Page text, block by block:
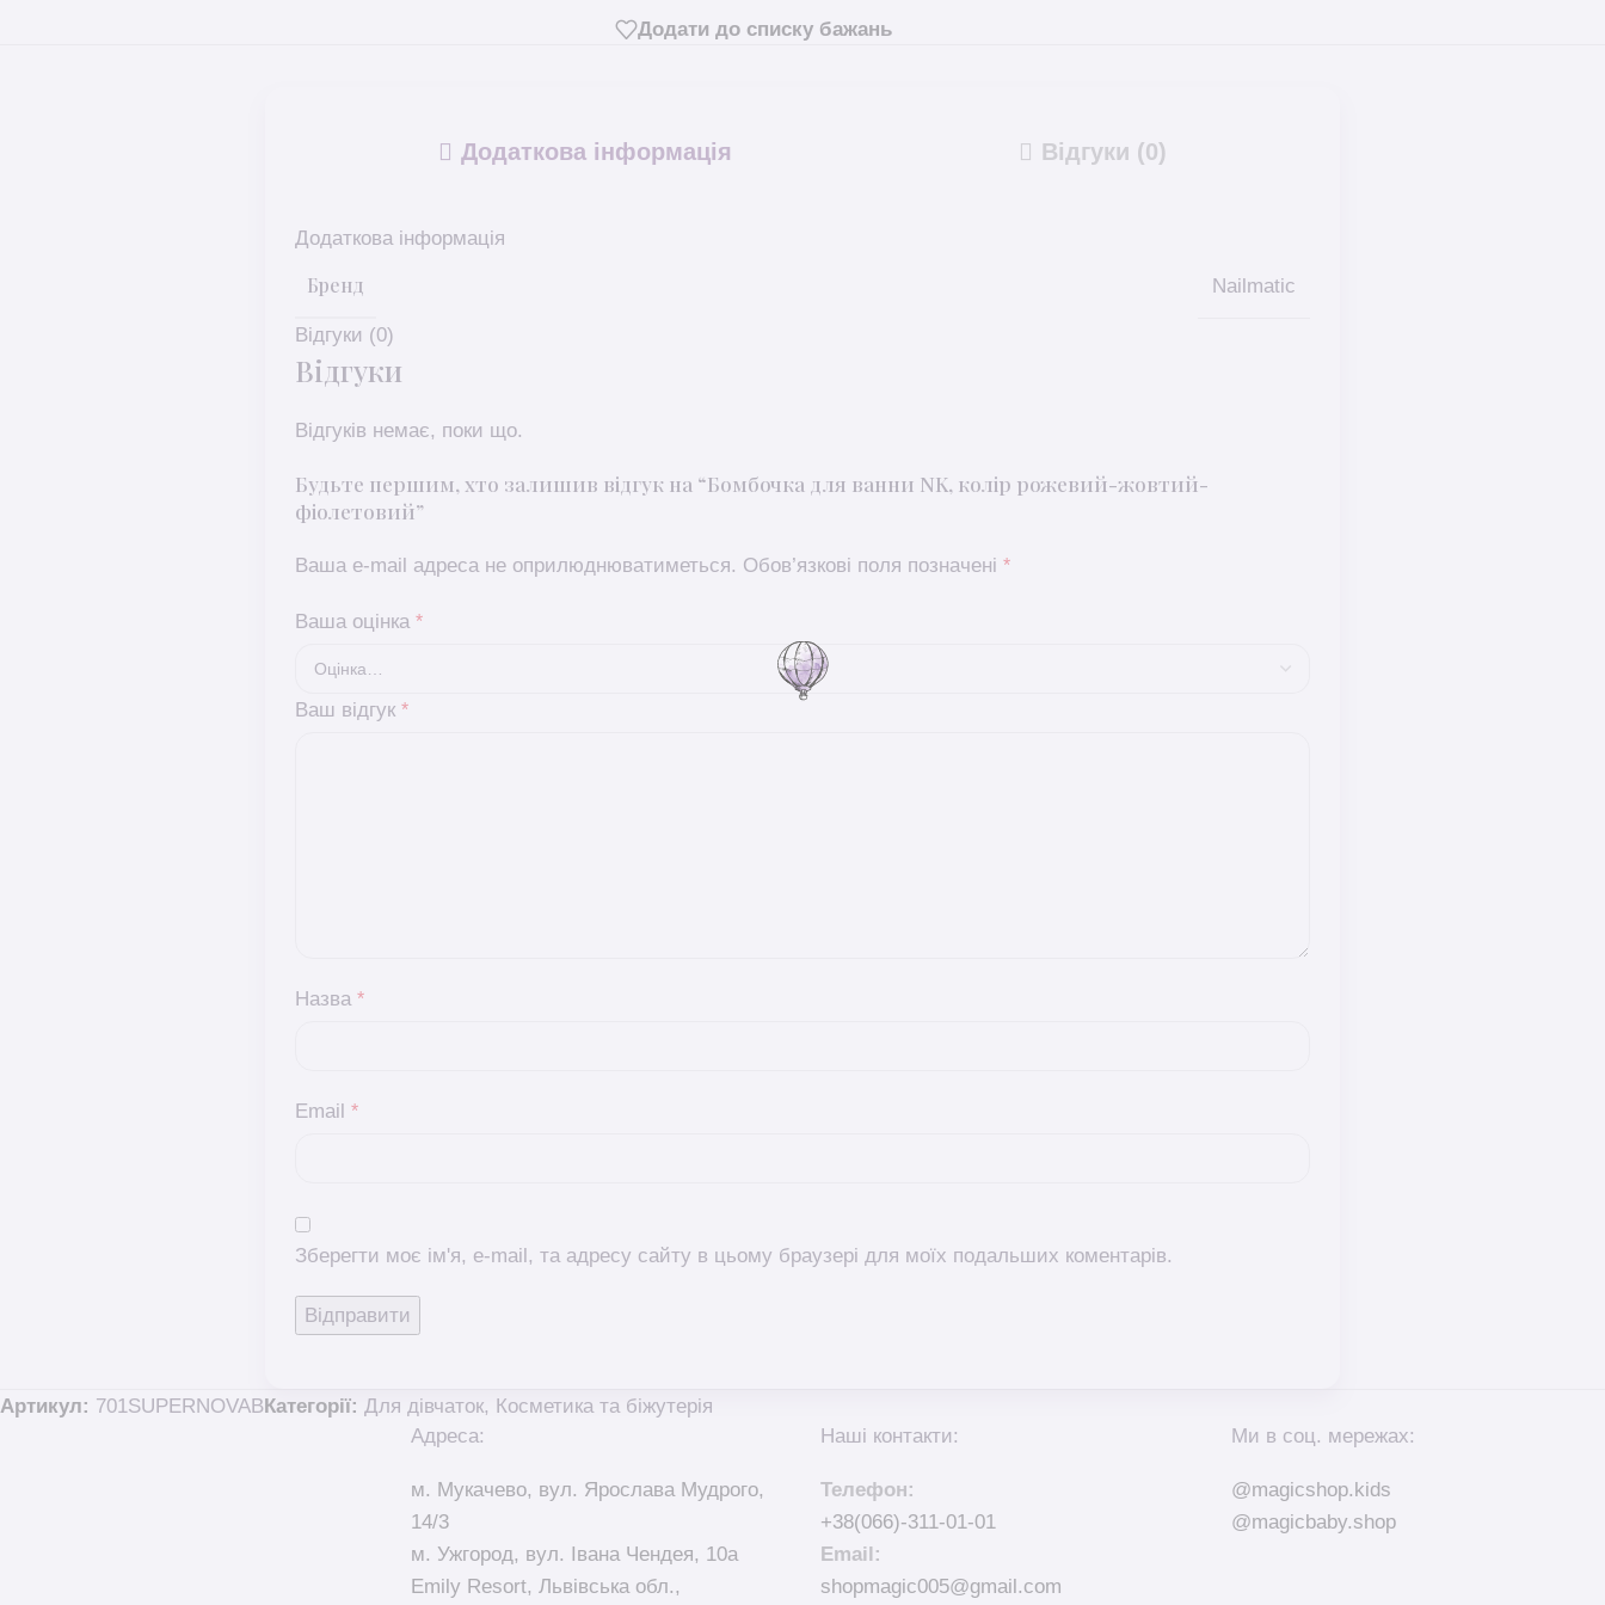
Додати до списку бажань
Додаткова інформація Відгуки (0)
Додаткова інформація
Бренд Nailmatic
Відгуки (0)
Відгуки
Відгуків немає, поки що.
Будьте першим, хто залишив відгук на “Бомбочка для ванни NK, колір рожевий-жовтий-
фіолетовий”
Ваша e-mail адреса не оприлюднюватиметься. Обов’язкові поля позначені *
Ваша оцінка *
Ваш відгук *
Назва *
Email *
Зберегти моє ім'я, e-mail, та адресу сайту в цьому браузері для моїх подальших коментарів.
Артикул: 701SUPERNOVABКатегорії: Для дівчаток, Косметика та біжутерія
Адреса:
м. Мукачево, вул. Ярослава Мудрого,
14/3
м. Ужгород, вул. Івана Чендея, 10а
Emily Resort, Львівська обл.,
Наші контакти:
Телефон:
+38(066)-311-01-01
Email:
shopmagic005@gmail.com
Ми в соц. мережах:
@magicshop.kids
@magicbaby.shop